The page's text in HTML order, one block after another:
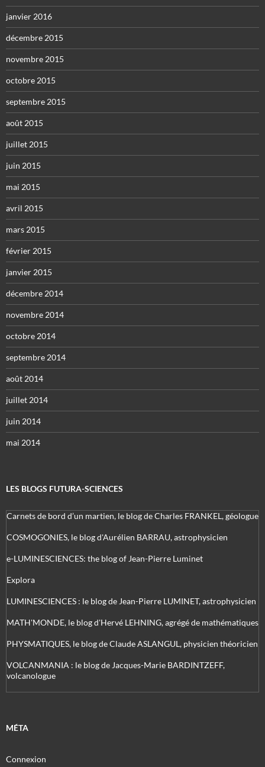
janvier 2016
décembre 2015
novembre 2015
octobre 2015
septembre 2015
août 2015
juillet 2015
juin 2015
mai 2015
avril 2015
mars 2015
février 2015
janvier 2015
décembre 2014
novembre 2014
octobre 2014
septembre 2014
août 2014
juillet 2014
juin 2014
mai 2014
LES BLOGS FUTURA-SCIENCES
Carnets de bord d’un martien, le blog de Charles FRANKEL, géologue
COSMOGONIES, le blog d'Aurélien BARRAU, astrophysicien
e-LUMINESCIENCES: the blog of Jean-Pierre Luminet
Explora
LUMINESCIENCES : le blog de Jean-Pierre LUMINET, astrophysicien
MATH'MONDE, le blog d'Hervé LEHNING, agrégé de mathématiques
PHYSMATIQUES, le blog de Claude ASLANGUL, physicien théoricien
VOLCANMANIA : le blog de Jacques-Marie BARDINTZEFF,
volcanologue
MÉTA
Connexion